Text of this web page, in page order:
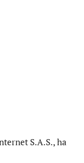
S.A.S., ha